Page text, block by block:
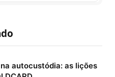
autocustódia: as lições